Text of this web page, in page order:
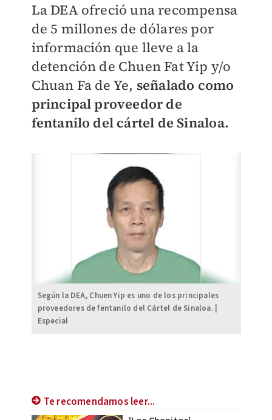
La DEA ofreció una recompensa
de 5 millones de dólares por
información que lleve a la
detención de Chuen Fat Yip y/o
Chuan Fa de Ye, señalado como
principal proveedor de
fentanilo del cártel de Sinaloa.
Según la DEA, Chuen Yip es uno de los principales
proveedores de fentanilo del Cártel de Sinaloa. |
Especial
Te recomendamos leer...